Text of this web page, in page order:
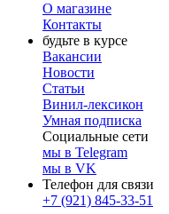
О магазине
Контакты
будьте в курсе
Вакансии
Новости
Статьи
Винил-лексикон
Умная подписка
Социальные сети
мы в Telegram
мы в VK
Телефон для связи
+7 (921) 845-33-51